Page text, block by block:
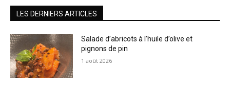
LES DERNIERS ARTICLES
Salade d’abricots à l’huile d’olive et
pignons de pin
1 août 2026